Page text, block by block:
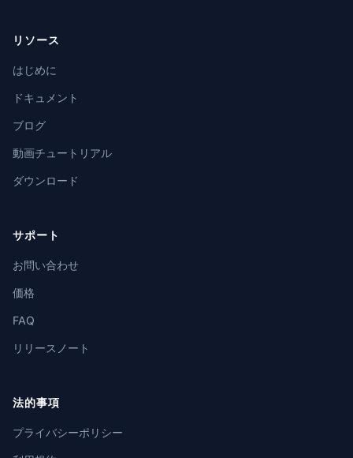
リソース
はじめに
ドキュメント
ブログ
動画チュートリアル
ダウンロード
サポート
お問い合わせ
価格
FAQ
リリースノート
法的事項
プライバシーポリシー